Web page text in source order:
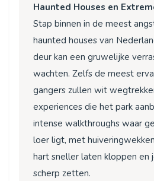
Haunted Houses en
Stap binnen in de meest
haunted houses van
deur kan een gruwelijke
wachten. Zelfs de meest
gangers zullen wit
experiences die het park
intense walkthroughs waar
loer ligt, met
hart sneller laten kloppen en
scherp zetten.